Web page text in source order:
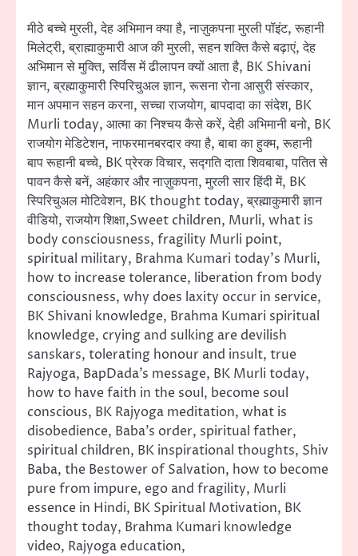
मीठे बच्चे मुरली, देह अभिमान क्या है, नाज़ुकपना मुरली पॉइंट, रूहानी
मिलेट्री, ब्राह्माकुमारी आज की मुरली, सहन शक्ति कैसे बढ़ाएं, देह
अभिमान से मुक्ति, सर्विस में ढीलापन क्यों आता है, BK Shivani
ज्ञान, ब्रह्माकुमारी स्पिरिचुअल ज्ञान, रूसना रोना आसुरी संस्कार,
मान अपमान सहन करना, सच्चा राजयोग, बापदादा का संदेश, BK
Murli today, आत्मा का निश्चय कैसे करें, देही अभिमानी बनो, BK
राजयोग मेडिटेशन, नाफरमानबरदार क्या है, बाबा का हुक्म, रूहानी
बाप रूहानी बच्चे, BK प्रेरक विचार, सद्गति दाता शिवबाबा, पतित से
पावन कैसे बनें, अहंकार और नाज़ुकपना, मुरली सार हिंदी में, BK
स्पिरिचुअल मोटिवेशन, BK thought today, ब्रह्माकुमारी ज्ञान
वीडियो, राजयोग शिक्षा,Sweet children, Murli, what is
body consciousness, fragility Murli point,
spiritual military, Brahma Kumari today’s Murli,
how to increase tolerance, liberation from body
consciousness, why does laxity occur in service,
BK Shivani knowledge, Brahma Kumari spiritual
knowledge, crying and sulking are devilish
sanskars, tolerating honour and insult, true
Rajyoga, BapDada’s message, BK Murli today,
how to have faith in the soul, become soul
conscious, BK Rajyoga meditation, what is
disobedience, Baba’s order, spiritual father,
spiritual children, BK inspirational thoughts, Shiv
Baba, the Bestower of Salvation, how to become
pure from impure, ego and fragility, Murli
essence in Hindi, BK Spiritual Motivation, BK
thought today, Brahma Kumari knowledge
video, Rajyoga education,